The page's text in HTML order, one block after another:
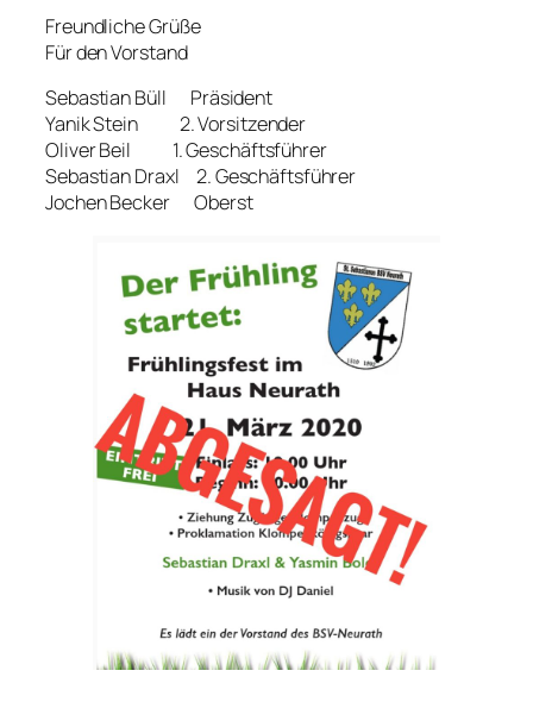
Freundliche Grüße
Für den Vorstand
Sebastian Büll Präsident
Yanik Stein 2. Vorsitzender
Oliver Beil 1. Geschäftsführer
Sebastian Draxl 2. Geschäftsführer
Jochen Becker Oberst